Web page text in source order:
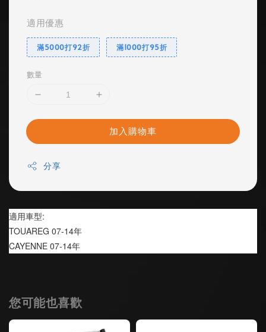
適用優惠
滿5000打92折 滿1000打95折
數量
加入購物車
分享
適用車型:
TOUAREG 07-14年
CAYENNE 07-14年
您可能也喜歡